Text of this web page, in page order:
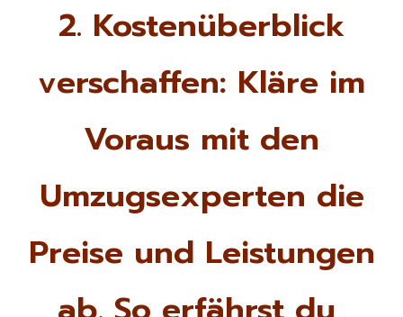
2. Kostenüberblick
verschaffen: Kläre im
Voraus mit den
Umzugsexperten die
Preise und Leistungen